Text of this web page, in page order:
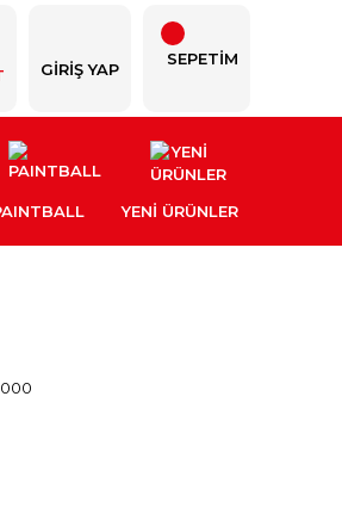
GIRIŞ YAP
SEPETİM
YENI ÜRÜNLER